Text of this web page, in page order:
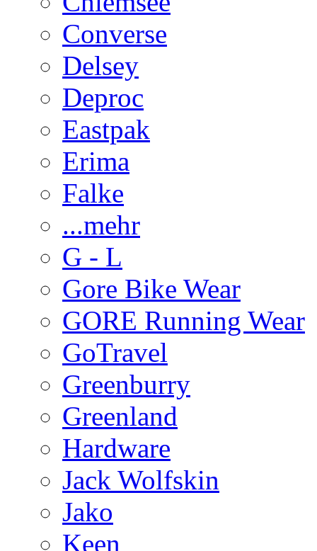
Converse
Delsey
Deproc
Eastpak
Erima
Falke
...mehr
G - L
Gore Bike Wear
GORE Running Wear
GoTravel
Greenburry
Greenland
Hardware
Jack Wolfskin
Jako
Keen